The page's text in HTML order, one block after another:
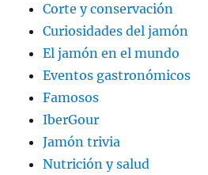
Corte y conservación
Curiosidades del jamón
El jamón en el mundo
Eventos gastronómicos
Famosos
IberGour
Jamón trivia
Nutrición y salud